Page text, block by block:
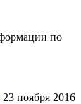
по
23 ноября 2016